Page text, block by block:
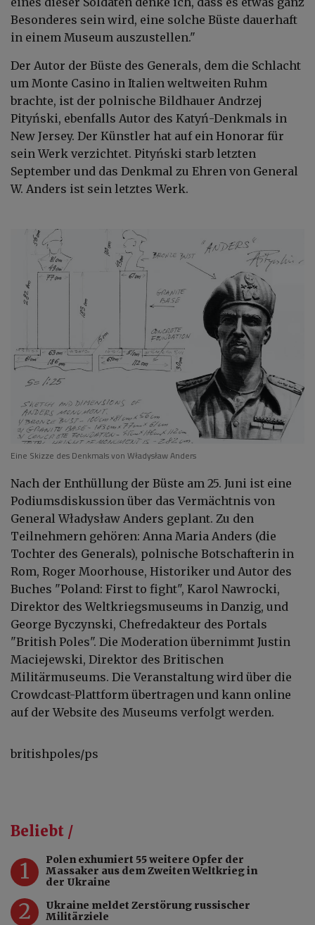
Besonderes sein wird, eine solche Büste dauerhaft
in einem Museum auszustellen."
Der Autor der Büste des Generals, dem die Schlacht
um Monte Casino in Italien weltweiten Ruhm
brachte, ist der polnische Bildhauer Andrzej
Pityński, ebenfalls Autor des Katyń-Denkmals in
New Jersey. Der Künstler hat auf ein Honorar für
sein Werk verzichtet. Pityński starb letzten
September und das Denkmal zu Ehren von General
W. Anders ist sein letztes Werk.
Eine Skizze des Denkmals von Władysław Anders
Nach der Enthüllung der Büste am 25. Juni ist eine
Podiumsdiskussion über das Vermächtnis von
General Władysław Anders geplant. Zu den
Teilnehmern gehören: Anna Maria Anders (die
Tochter des Generals), polnische Botschafterin in
Rom, Roger Moorhouse, Historiker und Autor des
Buches "Poland: First to fight", Karol Nawrocki,
Direktor des Weltkriegsmuseums in Danzig, und
George Byczynski, Chefredakteur des Portals
"British Poles". Die Moderation übernimmt Justin
Maciejewski, Direktor des Britischen
Militärmuseums. Die Veranstaltung wird über die
Crowdcast-Plattform übertragen und kann online
auf der Website des Museums verfolgt werden.
britishpoles/ps
Beliebt /
1
Polen exhumiert 55 weitere Opfer der
Massaker aus dem Zweiten Weltkrieg in
der Ukraine
2
Ukraine meldet Zerstörung russischer
Militärziele